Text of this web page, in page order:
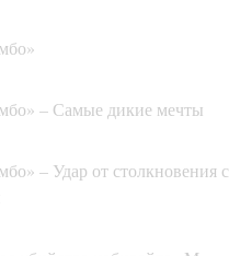
– Самые дикие мечты
– Удар от столкновения с